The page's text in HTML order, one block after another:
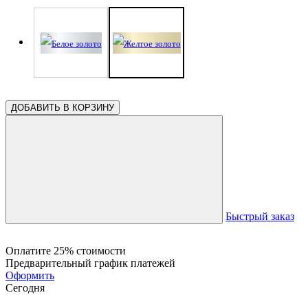
ДОБАВИТЬ В КОРЗИНУ
Быстрый заказ
Оплатите 25% стоимости
Предварительный график платежей
Оформить
Сегодня